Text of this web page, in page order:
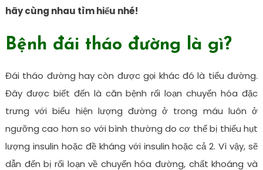
hãy cùng nhau tìm hiểu nhé!
Bệnh đái tháo đường là gì?
Đái tháo đường hay còn được gọi khác đó là tiểu đường.
Đây được biết đến là căn bệnh rối loạn chuyển hóa đặc
trưng với biểu hiện lượng đường ở trong máu luôn ở
ngưỡng cao hơn so với bình thường do cơ thể bị thiếu hụt
lượng insulin hoặc đề kháng với insulin hoặc cả 2. Vì vậy, sẽ
dẫn đến bị rối loạn về chuyển hóa đường, chất khoáng và